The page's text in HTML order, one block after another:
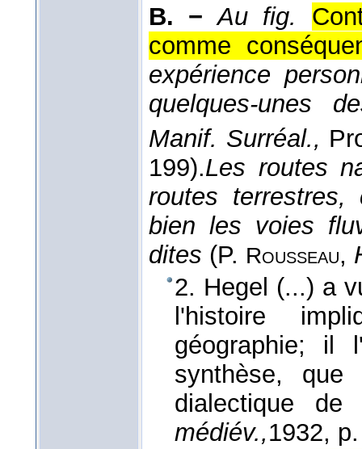
B. − Au fig.
comme
expérience
quelques-unes
Manif. Surréal.,
199).Les routes
routes
bien les voies
dites (P. Rousseau,
2. Hegel (...) a
l'histoire
géographie; il
synthèse,
dialectique
médiév.,1932,